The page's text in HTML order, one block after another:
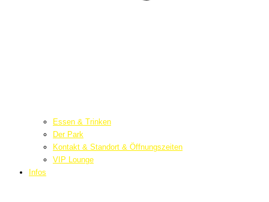
Essen & Trinken
Der Park
Kontakt & Standort & Öffnungszeiten
VIP Lounge
Infos